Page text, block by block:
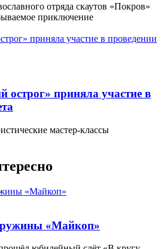
отряда скаутов «Покров»
приключение
острог» приняла участие в
мастер-классы
«Майкоп»